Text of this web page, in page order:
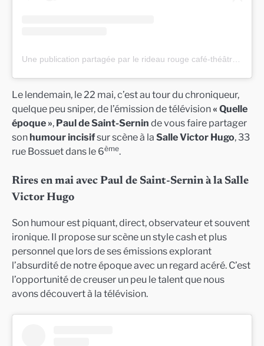
Une publication partagée par le rideau rouge café-théâtre lyon (@lerideaurougelyon)
Le lendemain, le 22 mai, c’est au tour du chroniqueur,
quelque peu sniper, de l’émission de télévision« Quelle
époque », Paul de Saint-Sernin de vous faire partager
son humour incisifsur scène à la Salle Victor Hugo, 33
rue Bossuet dans le 6ème.
Rires en mai avec Paul de Saint-Sernin à la Salle
Victor Hugo
Son humour est piquant, direct, observateur et souvent
ironique. Il propose sur scène un style cash et plus
personnel que lors de ses émissions explorant
l’absurdité de notre époque avec un regard acéré. C’est
l’opportunité de creuser un peu le talent que nous
avons découvert à la télévision.